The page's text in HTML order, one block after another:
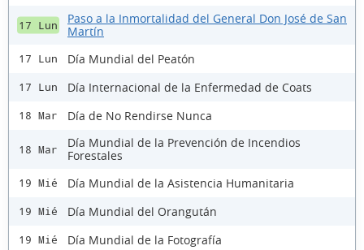
17 Lun
Paso a la Inmortalidad del General Don José de San
Martín
17 Lun Día Mundial del Peatón
17 Lun Día Internacional de la Enfermedad de Coats
18 Mar Día de No Rendirse Nunca
18 Mar
Día Mundial de la Prevención de Incendios
Forestales
19 Mié Día Mundial de la Asistencia Humanitaria
19 Mié Día Mundial del Orangután
19 Mié Día Mundial de la Fotografía